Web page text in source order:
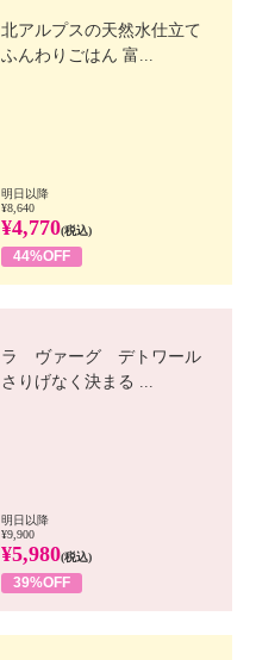
北アルプスの天然水仕立て
ふんわりごはん 富...
明日以降
¥8,640
¥4,770(税込)
44%OFF
ラ ヴァーグ デトワール
さりげなく決まる ...
明日以降
¥9,900
¥5,980(税込)
39%OFF